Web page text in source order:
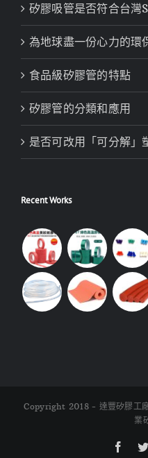
矽膠吸管是否符合台灣
為地球盡一份心力的環
食品級矽膠管的特點
矽膠管的分類和應用
是否可改用「可分解」
Recent Works
Copyright 2018 - 達豐矽膠工
業